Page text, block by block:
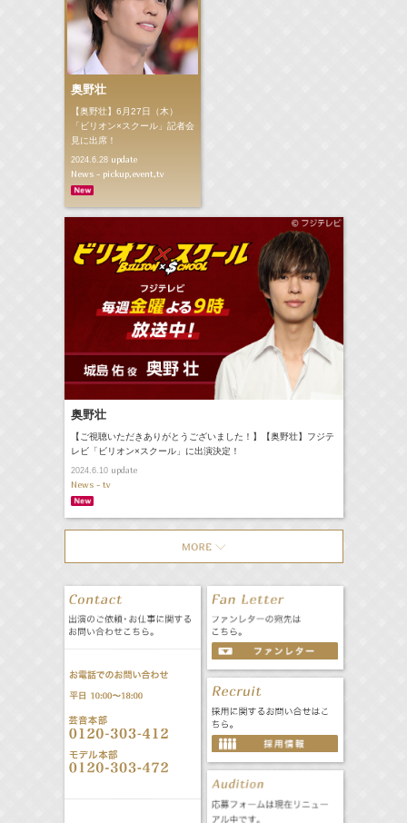
奥野壮
【奥野壮】6月27日（木）
「ビリオン×スクール」記者会
見に出席！
2024.6.28update
News - pickup,event,tv
奥野壮
【ご視聴いただきありがとうございました！】【奥野壮】フジテ
レビ「ビリオン×スクール」に出演決定！
2024.6.10update
News - tv